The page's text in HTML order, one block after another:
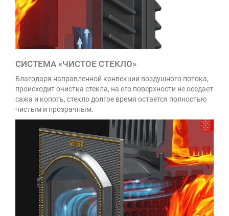
СИСТЕМА «ЧИСТОЕ СТЕКЛО»
Благодаря направленной конвекции воздушного потока,
происходит очистка стекла, на его поверхности не оседает
сажа и копоть, стекло долгое время остается полностью
чистым и прозрачным.